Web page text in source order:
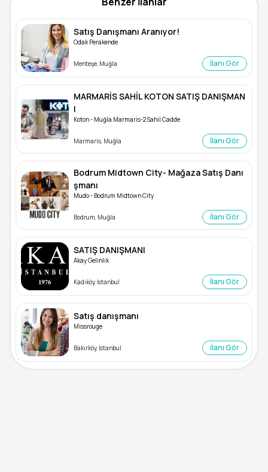
Satış Danışmanı Aranıyor!
Odak Perakende
Menteşe, Muğla İlanı Gör
MARMARİS SAHİL KOTON SATIŞ DANIŞMAN
I
Koton - Muğla Marmaris-2 Sahil Cadde
Marmaris, Muğla İlanı Gör
Bodrum Midtown City- Mağaza Satış Danı
şmanı
Mudo - Bodrum Midtown City
Bodrum, Muğla İlanı Gör
SATIŞ DANIŞMANI
Akay Gelinlik
Kadıköy, İstanbul İlanı Gör
Satış danışmanı
Missrouge
Bakırköy, İstanbul İlanı Gör